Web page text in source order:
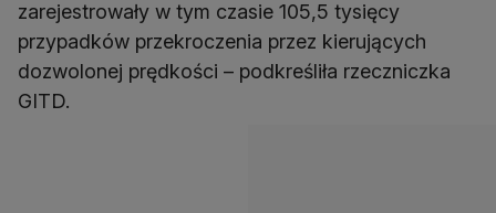
zarejestrowały w tym czasie 105,5 tysięcy
przypadków przekroczenia przez kierujących
dozwolonej prędkości – podkreśliła rzeczniczka
GITD.